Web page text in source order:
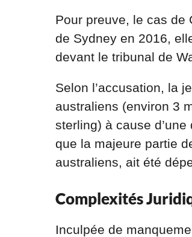
Pour preuve, le cas de
de Sydney en 2016,
devant le tribunal de
Selon l’accusation, la
australiens (environ 3
sterling) à cause
que la majeure partie
australiens, ait été
Complexités
Inculpée de